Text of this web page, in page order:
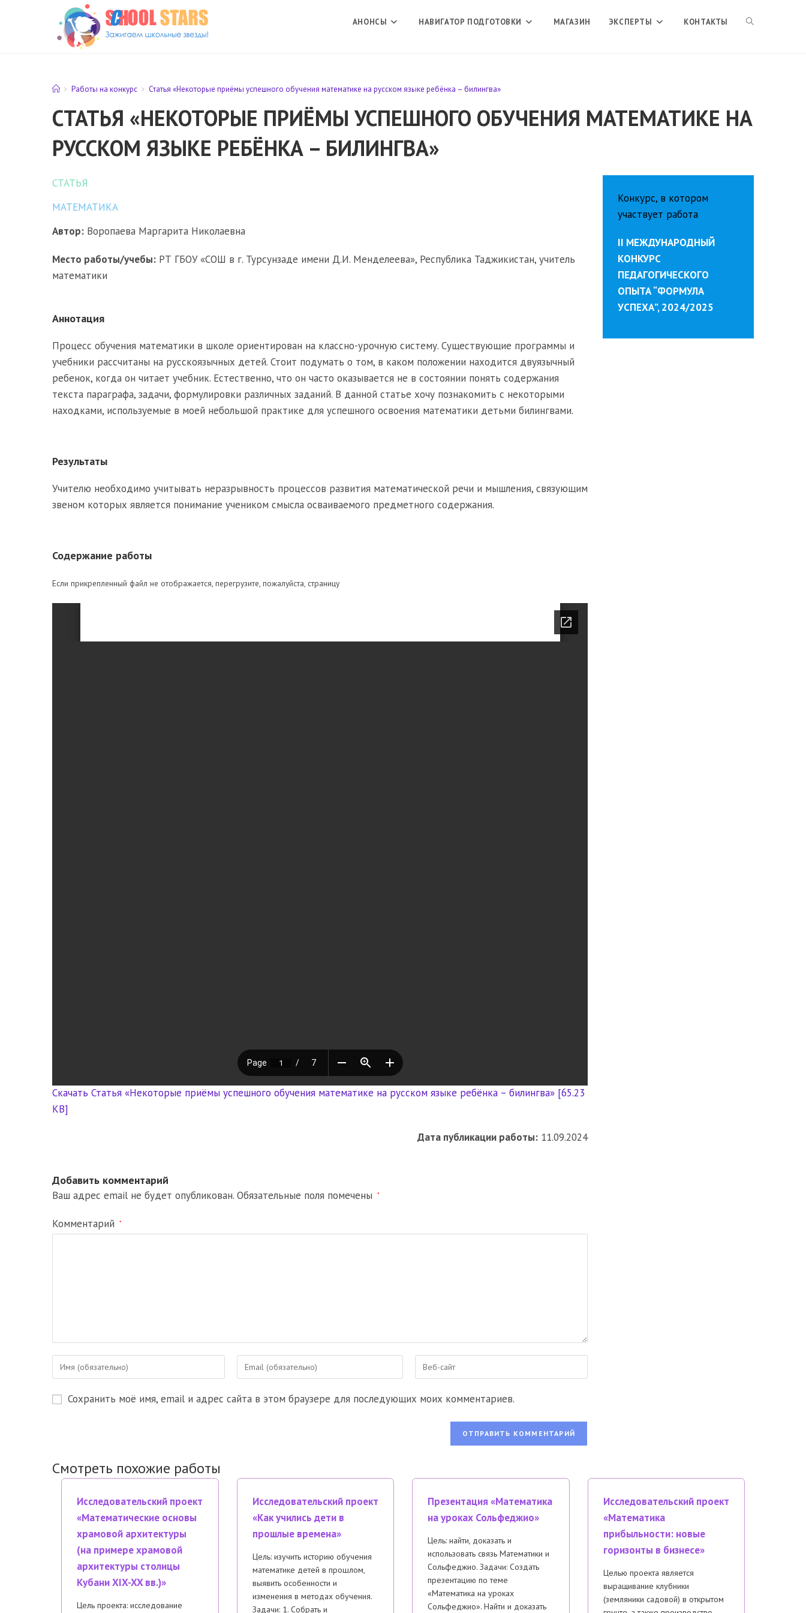
АНОНСЫ НАВИГАТОР ПОДГОТОВКИ МАГАЗИН ЭКСПЕРТЫ КОНТАКТЫ ПЕРЕКЛЮЧИТЬ
ПО
> Работы на конкурс > Статья «Некоторые приёмы успешного обучения математике на русском языке ребёнка – билингва»
СТАТЬЯ «НЕКОТОРЫЕ ПРИЁМЫ УСПЕШНОГО ОБУЧЕНИЯ МАТЕМАТИКЕ НА
РУССКОМ ЯЗЫКЕ РЕБЁНКА – БИЛИНГВА»
СТАТЬЯ
МАТЕМАТИКА
Автор: Воропаева Маргарита Николаевна
Место работы/учебы: РТ ГБОУ «СОШ в г. Турсунзаде имени Д.И. Менделеева», Республика Таджикистан, учитель
математики
Аннотация
Процесс обучения математики в школе ориентирован на классно-урочную систему. Существующие программы и
учебники рассчитаны на русскоязычных детей. Стоит подумать о том, в каком положении находится двуязычный
ребенок, когда он читает учебник. Естественно, что он часто оказывается не в состоянии понять содержания
текста параграфа, задачи, формулировки различных заданий. В данной статье хочу познакомить с некоторыми
находками, используемые в моей небольшой практике для успешного освоения математики детьми билингвами.
Результаты
Учителю необходимо учитывать неразрывность процессов развития математической речи и мышления, связующим
звеном которых является понимание учеником смысла осваиваемого предметного содержания.
Содержание работы
Если прикрепленный файл не отображается, перегрузите, пожалуйста, страницу
Скачать Статья «Некоторые приёмы успешного обучения математике на русском языке ребёнка – билингва» [65.23
KB]
Дата публикации работы: 11.09.2024
Добавить комментарий
Ваш адрес email не будет опубликован. Обязательные поля помечены *
Комментарий *
адрес,
веб-
Сохранить моё имя, email и адрес сайта в этом браузере для последующих моих комментариев.
Конкурс, в котором
участвует работа
II МЕЖДУНАРОДНЫЙ
КОНКУРС
ПЕДАГОГИЧЕСКОГО
ОПЫТА “ФОРМУЛА
УСПЕХА”, 2024/2025
Смотреть похожие работы
Исследовательский проект
«Математические основы
храмовой архитектуры
(на примере храмовой
архитектуры столицы
Кубани XIX-XX вв.)»
Цель проекта: исследование
Исследовательский проект
«Как учились дети в
прошлые времена»
Цель: изучить историю обучения
математике детей в прошлом,
выявить особенности и
изменения в методах обучения.
Задачи: 1. Собрать и
Презентация «Математика
на уроках Сольфеджио»
Цель: найти, доказать и
использовать связь Математики и
Сольфеджио. Задачи: Создать
презентацию по теме
«Математика на уроках
Сольфеджио». Найти и доказать
Исследовательский проект
«Математика
прибыльности: новые
горизонты в бизнесе»
Целью проекта является
выращивание клубники
(земляники садовой) в открытом